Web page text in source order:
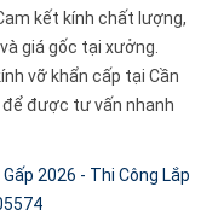
kết kính chất lượng,
giá gốc tại xưởng.
vỡ khẩn cấp tại Cần
để được tư vấn nhanh
2026 - Thi Công Lắp